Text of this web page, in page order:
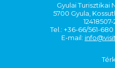
Gyulai Turisztikai
5700 Gyula,
Tel.: +36-66/561-680
E-mail: